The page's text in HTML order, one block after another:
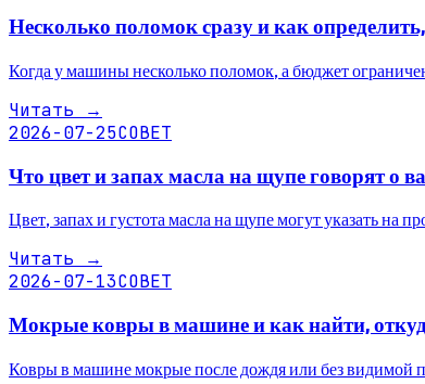
Несколько поломок сразу и как
Когда у машины несколько поломок, а бюджет
Читать →
2026-07-25СОВЕТ
Что цвет и запах масла на щупе говорят о
Цвет, запах и густота масла на щупе могут указать на
Читать →
2026-07-13СОВЕТ
Мокрые ковры в машине и как найти,
Ковры в машине мокрые после дождя или без видимой